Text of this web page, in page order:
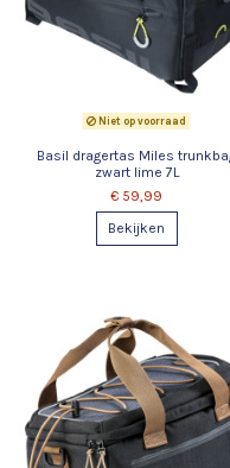
Niet op voorraad
Basil dragertas Miles
zwart lime 7L
€ 59,99
Bekijken